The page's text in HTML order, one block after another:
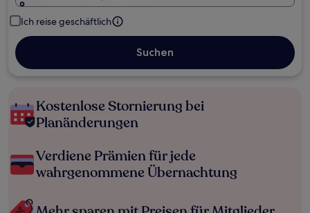
Ich reise geschäftlich
Suchen
Kostenlose Stornierung bei
Planänderungen
Verdiene Prämien für jede
wahrgenommene Übernachtung